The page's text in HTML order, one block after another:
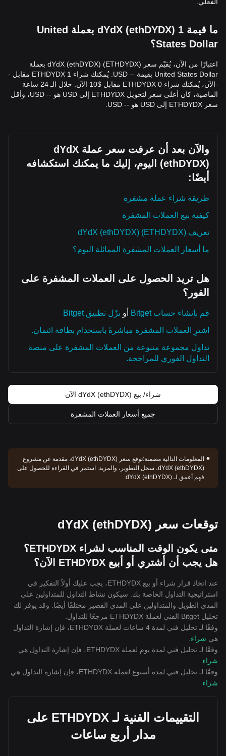
ما قيمة 1 dYdX (ethDYDX) بعملة United
States Dollar؟
اعتبارًا من الآن، يُقيّم سعر dYdX (ethDYDX) (ETHDYDX) بعملة
United States Dollar بقيمة -- USD. يُمكنك شراء 1 ETHDYDX مقابل -
-الآن، يُمكنك شراء 0 ETHDYDX مقابل $10 الآن. خلال الـ 24 ساعة
الماضية، كان أعلى سعر لتحويل ETHDYDX إلى USD هو -- USD، وأقل
سعر ETHDYDX إلى USD هو -- USD.
والآن بعد أن عرفت سعر عملة dYdX
(ethDYDX) اليوم، إليك ما يمكنك استكشافه
أيضًا:
طريقة شراء عملة مشفرة
كيفية بيع العملات المشفرة
تعريف dYdX (ethDYDX) (ETHDYDX)
ما أسعار العملات المشفرة المماثلة اليوم؟
هل تريد الحصول على العملات المشفرة على
الفور؟
قم بإنشاء حساب Bitget أو نزّل تطبيق Bitget
اشترِ العملات المشفرة مباشرةً باستخدام بطاقة ائتمان.
تداول مجموعة متنوعة من العملات المشفرة على منصة
التداول الفوري للمراجحة.
شراء/ بيع dYdX (ethDYDX) الآن
جميع أسعار العملات المشفرة
المعلومات التالية مضمنة:
توقع سعر dYdX (ethDYDX)، مقدمة عن مشروع
dYdX (ethDYDX)، سجل التطوير، والمزيد. استمر في القراءة للحصول على
فهم أعمق لـ dYdX (ethDYDX).
توقعات سعر dYdX (ethDYDX)
متى يكون الوقت المناسب لشراء ETHDYDX؟
هل يجب أن أشتري أو أبيع ETHDYDX الآن؟
عند اتخاذ قرار شراء أو بيع ETHDYDX، يجب عليك أولاً التفكير في
استراتيجية التداول الخاصة بك. سيكون نشاط التداول للمتداولين على
المدى الطويل والمتداولين على المدى القصير مختلفًا أيضًا. وقد يوفر لك
تحليل Bitget الفني لعملة ETHDYDX مرجعًا للتداول.
وفقًا لـ تحليل فني لمدة 4 ساعات لعملة ETHDYDX، فإن إشارة التداول
هي شراء
وفقًا لـ تحليل فني لمدة يوم لعملة ETHDYDX، فإن إشارة التداول هي
شراء
وفقًا لـ تحليل فني لمدة أسبوع لعملة ETHDYDX، فإن إشارة التداول هي
شراء
التقييمات الفنية لـ ETHDYDX على
مدار أربع ساعات